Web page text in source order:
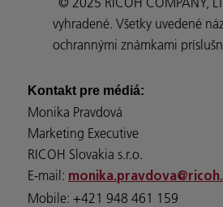
vyhradené. Všetky uvedené
ochrannými známkami
Kontakt pre médiá:
Monika Pravdová
Marketing Executive
RICOH Slovakia s.r.o.
E-mail:
Mobile: +421 948 461 159